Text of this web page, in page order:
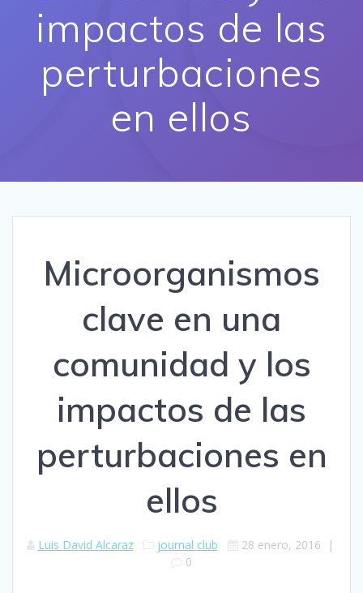
impactos de las
perturbaciones
en ellos
Microorganismos
clave en una
comunidad y los
impactos de las
perturbaciones en
ellos
Luis David Alcaraz journal club 28 enero, 2016 |
0